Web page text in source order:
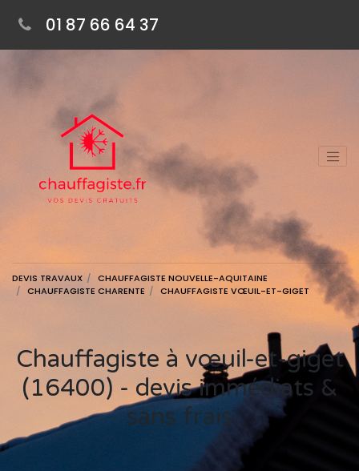
01 87 66 64 37
DEVIS TRAVAUX
CHAUFFAGISTE NOUVELLE-AQUITAINE
CHAUFFAGISTE CHARENTE
CHAUFFAGISTE VŒUIL-ET-GIGET
Chauffagiste à vœuil-et-giget
(16400) - devis immédiats &
sans frais